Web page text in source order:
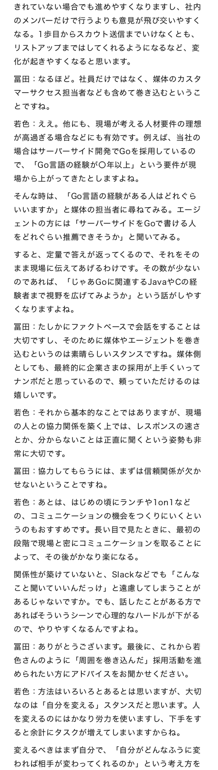
きれていない場合でも進めやすくなりますし、社内
のメンバーだけで行うよりも意見が飛び交いやすく
なる。1歩目からスカウト送信までいけなくとも、
リストアップまではしてくれるようになるなど、変
化が起きやすくなると思います。
冨田：なるほど。社員だけではなく、媒体のカスタ
マーサクセス担当者なども含めて巻き込むというこ
とですね。
若色：ええ。他にも、現場が考える人材要件の理想
が高過ぎる場合などにも有効です。例えば、当社の
場合はサーバーサイド開発でGoを採用しているの
で、「Go言語の経験が〇年以上」という要件が現
場から上がってきたとしますよね。
そんな時は、「Go言語の経験がある人はどれぐら
いいますか」と媒体の担当者に尋ねてみる。エージ
ェントの方には「サーバーサイドをGoで書ける人
をどれぐらい推薦できそうか」と聞いてみる。
すると、定量で答えが返ってくるので、それをその
まま現場に伝えてあげるわけです。その数が少ない
のであれば、「じゃあGoに関連するJavaやCの経
験者まで視野を広げてみようか」という話がしやす
くなりますよね。
冨田：たしかにファクトベースで会話をすることは
大切ですし、そのために媒体やエージェントを巻き
込むというのは素晴らしいスタンスですね。媒体側
としても、最終的に企業さまの採用が上手くいって
ナンボだと思っているので、頼っていただけるのは
嬉しいです。
若色：それから基本的なことではありますが、現場
の人との協力関係を築く上では、レスポンスの速さ
とか、分からないことは正直に聞くという姿勢も非
常に大切です。
冨田：協力してもらうには、まずは信頼関係が欠か
せないということですね。
若色：あとは、はじめの頃にランチや1on1など
の、コミュニケーションの機会をつくりにいくとい
うのもおすすめです。長い目で見たときに、最初の
段階で現場と密にコミュニケーションを取ることに
よって、その後がかなり楽になる。
関係性が築けていないと、Slackなどでも「こんな
こと聞いていいんだっけ」と遠慮してしまうことが
あるじゃないですか。でも、話したことがある方で
あればそういうシーンで心理的なハードルが下がる
ので、やりやすくなるんですよね。
冨田：ありがとうございます。最後に、これから若
色さんのように「周囲を巻き込んだ」採用活動を進
められたい方にアドバイスをお聞かせください。
若色：方法はいろいろとあるとは思いますが、大切
なのは「自分を変える」スタンスだと思います。人
を変えるのにはかなり労力を使いますし、下手をす
ると余計にタスクが増えてしまいますからね。
変えるべきはまず自分で、「自分がどんなふうに変
われば相手が変わってくれるのか」という考え方を